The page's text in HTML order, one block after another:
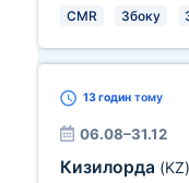
CMR Збоку
13 годин тому
06.08–31.12
Кизилорда (KZ)